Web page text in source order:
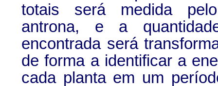
totais será medida
antrona, e a
encontrada será
de forma a identificar a
cada planta em um